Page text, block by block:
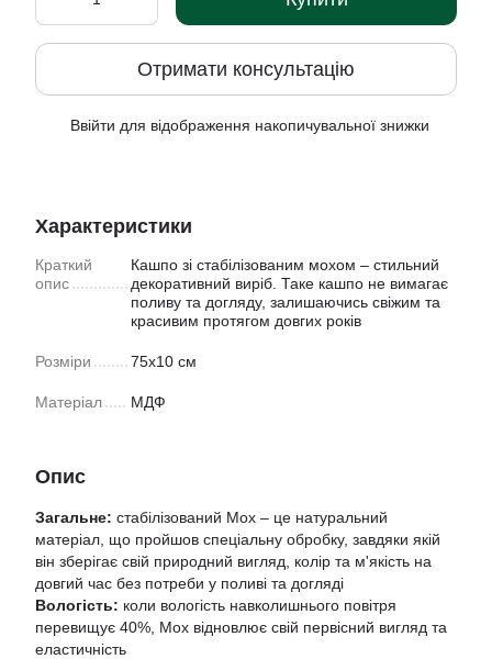
Отримати консультацію
Ввійти для відображення накопичувальної знижки
Характеристики
Краткий
опис
Кашпо зі стабілізованим мохом – стильний
декоративний виріб. Таке кашпо не вимагає
поливу та догляду, залишаючись свіжим та
красивим протягом довгих років
Розміри 75х10 см
Матеріал МДФ
Опис
Загальне: стабілізований Мох – це натуральний
матеріал, що пройшов спеціальну обробку, завдяки якій
він зберігає свій природний вигляд, колір та м'якість на
довгий час без потреби у поливі та догляді
Вологість: коли вологість навколишнього повітря
перевищує 40%, Мох відновлює свій первісний вигляд та
еластичність